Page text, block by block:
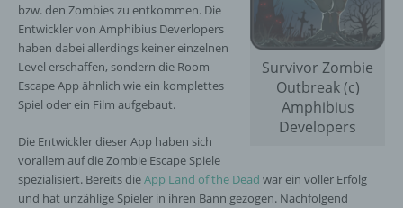
Survivor Zombie
Outbreak (c)
Amphibius
Developers
bzw. den Zombies zu entkommen. Die
Entwickler von Amphibius Deverlopers
haben dabei allerdings keiner einzelnen
Level erschaffen, sondern die Room
Escape App ähnlich wie ein komplettes
Spiel oder ein Film aufgebaut.
Die Entwickler dieser App haben sich
vorallem auf die Zombie Escape Spiele
spezialisiert. Bereits dieApp Land of the Dead war ein voller Erfolg
und hat unzählige Spieler in ihren Bann gezogen. Nachfolgend